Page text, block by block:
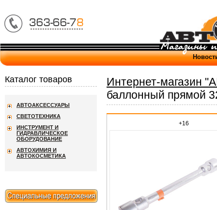
Интернет-магазин
баллонный прямой
+16
Каталог товаров
АВТОАКСЕССУАРЫ
СВЕТОТЕХНИКА
ИНСТРУМЕНТ И
ГИДРАВЛИЧЕСКОЕ
ОБОРУДОВАНИЕ
АВТОХИМИЯ И
АВТОКОСМЕТИКА